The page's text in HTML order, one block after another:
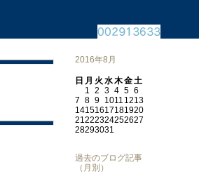
2016年8月
日 月 火 水木金土
1 2 3 4 5 6
7 8 9 1011 1213
14151617181920
21222324252627
28293031
過去のブログ記事
（月別）